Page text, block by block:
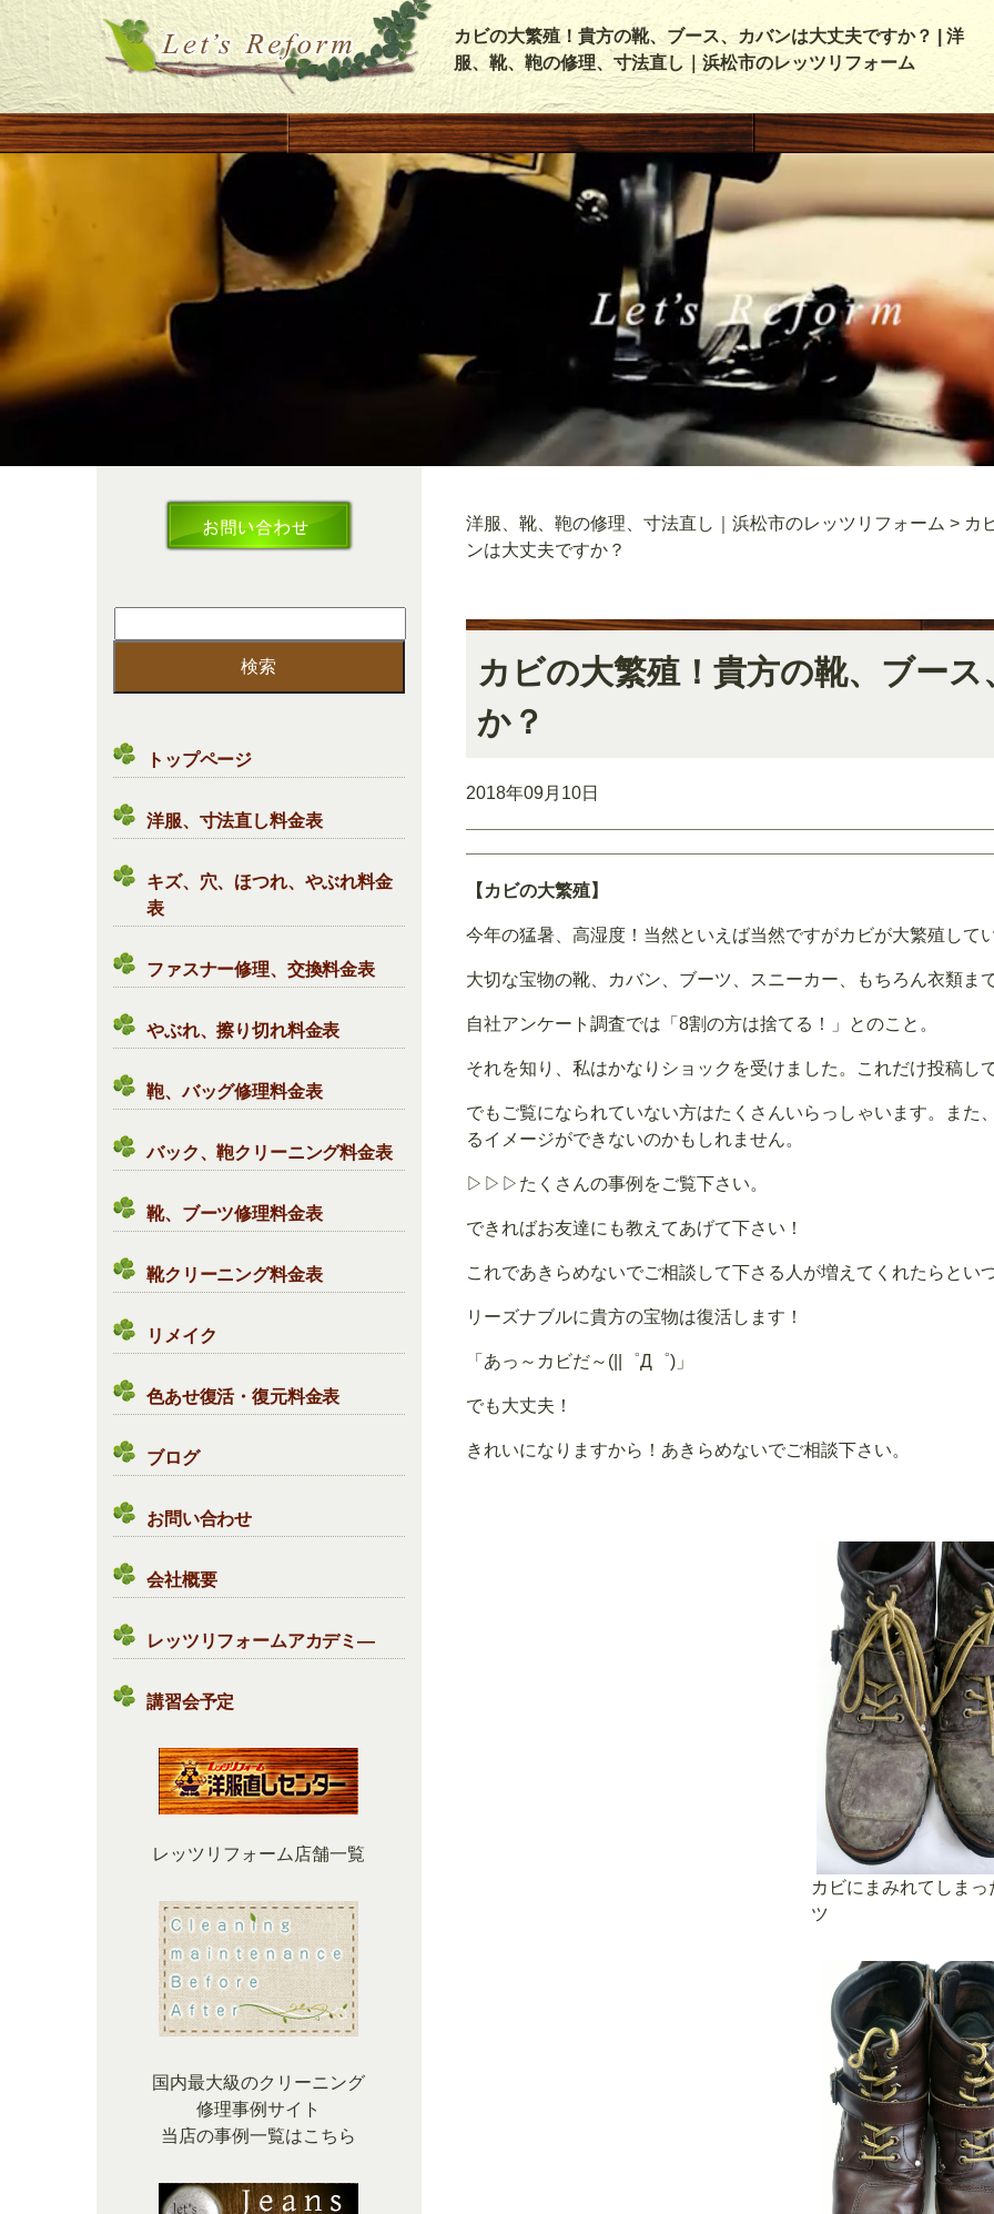
カビの大繁殖！貴方の靴、ブース、カバンは大丈夫ですか？ | 洋
服、靴、鞄の修理、寸法直し｜浜松市のレッツリフォーム
索:
トップページ
洋服、寸法直し料金表
キズ、穴、ほつれ、やぶれ料金
表
ファスナー修理、交換料金表
やぶれ、擦り切れ料金表
鞄、バッグ修理料金表
バック、鞄クリーニング料金表
靴、ブーツ修理料金表
靴クリーニング料金表
リメイク
色あせ復活・復元料金表
ブログ
お問い合わせ
会社概要
レッツリフォームアカデミ―
講習会予定
レッツリフォーム店舗一覧
国内最大級のクリーニング
修理事例サイト
当店の事例一覧はこちら
洋服、靴、鞄の修理、寸法直し｜浜松市のレッツリフォーム > カ
ンは大丈夫ですか？
カビの大繁殖！貴方の靴、ブー
か？
2018年09月10日
【カビの大繁殖】
今年の猛暑、高湿度！当然といえば当然ですがカビが大繁殖して
大切な宝物の靴、カバン、ブーツ、スニーカー、もちろん衣類ま
自社アンケート調査では「8割の方は捨てる！」とのこと。
それを知り、私はかなりショックを受けました。これだけ投稿し
でもご覧になられていない方はたくさんいらっしゃいます。また
るイメージができないのかもしれません。
▷▷▷たくさんの事例をご覧下さい。
できればお友達にも教えてあげて下さい！
これであきらめないでご相談して下さる人が増えてくれたらとい
リーズナブルに貴方の宝物は復活します！
「あっ～カビだ～(||゜Д゜)」
でも大丈夫！
きれいになりますから！あきらめないでご相談下さい。
カビにまみれてしまっ
ツ